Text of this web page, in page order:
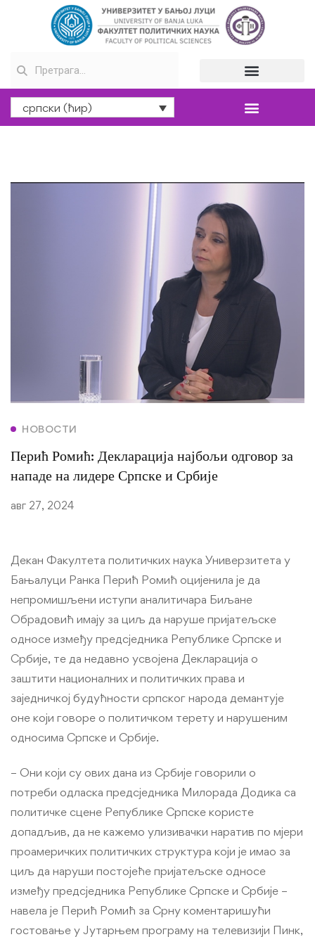
српски (ћир)
НОВОСТИ
Перић Ромић: Декларација најбољи одговор за
нападе на лидере Српске и Србије
авг 27, 2024
Декан Факултета политичких наука Универзитета у
Бањалуци Ранка Перић Ромић оцијенила је да
непромишљени иступи аналитичара Биљане
Обрадовић имају за циљ да наруше пријатељске
односе између предсједника Републике Српске и
Србије, те да недавно усвојена Декларација о
заштити националних и политичких права и
заједничкој будућности српског народа демантује
оне који говоре о политичком терету и нарушеним
односима Српске и Србије.
– Они који су ових дана из Србије говорили о
потреби одласка предсједника Милорада Додика са
политичке сцене Републике Српске користе
допадљив, да не кажемо улизивачки наратив по мјери
проамеричких политичких структура који је имао за
циљ да наруши постојеће пријатељске односе
између предсједника Републике Српске и Србије –
навела је Перић Ромић за Срну коментаришући
гостовање у Јутарњем програму на телевизији Пинк,